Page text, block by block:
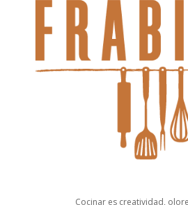
Cocinar es creatividad,